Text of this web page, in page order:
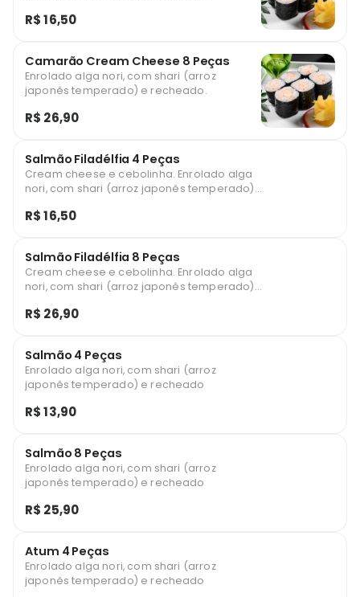
R$ 16,50
Camarão Cream Cheese 8 Peças
Enrolado alga nori, com shari (arroz
japonês temperado) e recheado.
R$ 26,90
Salmão Filadélfia 4 Peças
Cream cheese e cebolinha. Enrolado alga
nori, com shari (arroz japonês temperado)
R$ 16,50
Salmão Filadélfia 8 Peças
Cream cheese e cebolinha. Enrolado alga
nori, com shari (arroz japonês temperado)
R$ 26,90
Salmão 4 Peças
Enrolado alga nori, com shari (arroz
japonês temperado) e recheado
R$ 13,90
Salmão 8 Peças
Enrolado alga nori, com shari (arroz
japonês temperado) e recheado
R$ 25,90
Atum 4 Peças
Enrolado alga nori, com shari (arroz
japonês temperado) e recheado